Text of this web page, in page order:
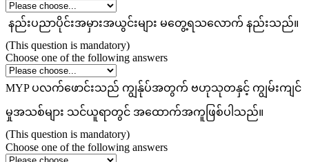
နည်းပညာပိုင်းအမှားအယွင်းများ မတွေ့ရသလောက် နည်းသည်။
(This question is mandatory)
Choose one of the following answers
MYP ပလက်ဖောင်းသည် ကျွန်ုပ်အတွက် ဗဟုသုတနှင့် ကျွမ်းကျင်
မှုအသစ်များ သင်ယူရာတွင် အထောက်အကူဖြစ်ပါသည်။
(This question is mandatory)
Choose one of the following answers